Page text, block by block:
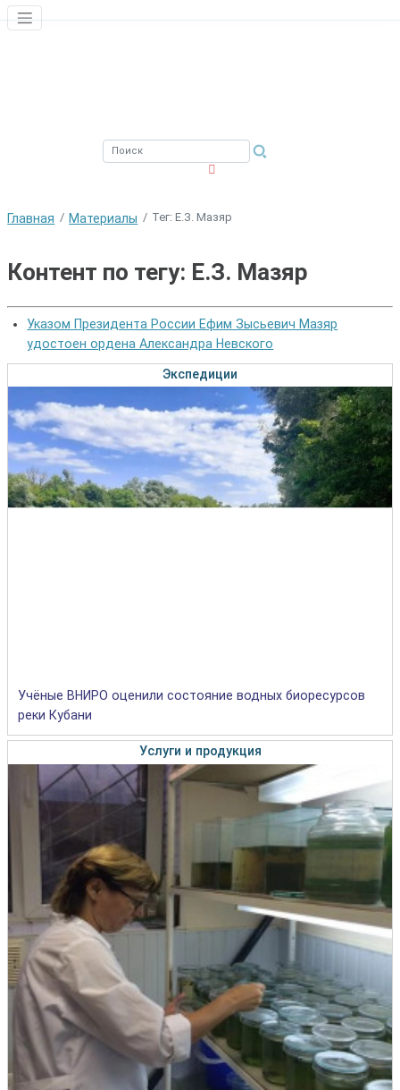
Главная Материалы Тег: Е.З. Мазяр
Контент по тегу: Е.З. Мазяр
Указом Президента России Ефим Зысьевич Мазяр
удостоен ордена Александра Невского
Экспедиции
Учёные ВНИРО оценили состояние водных биоресурсов
реки Кубани
Услуги и продукция